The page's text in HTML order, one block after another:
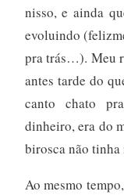
nisso, e ainda
evoluindo
pra trás…). Meu
antes tarde do
canto chato
dinheiro, era do
birosca não
Ao mesmo